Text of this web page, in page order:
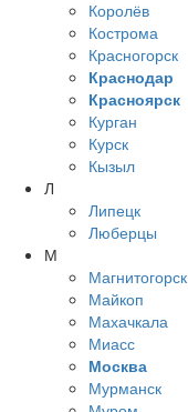
Королёв
Кострома
Красногорск
Краснодар
Красноярск
Курган
Курск
Кызыл
Л
Липецк
Люберцы
М
Магнитогорск
Майкоп
Махачкала
Миасс
Москва
Мурманск